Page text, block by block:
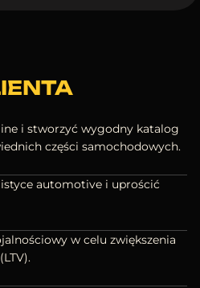
i stworzyć wygodny katalog
części samochodowych.
automotive i uprościć
w celu zwiększenia